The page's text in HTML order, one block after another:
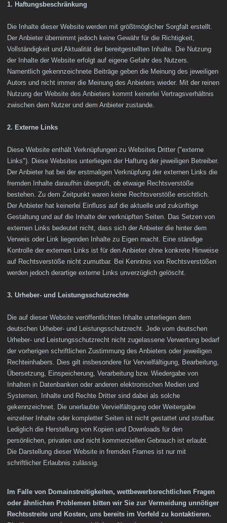
1. Haftungsbeschränkung
Die Inhalte dieser Website werden mit größtmöglicher Sorgfalt erstellt.
Der Anbieter übernimmt jedoch keine Gewähr für die Richtigkeit,
Vollständigkeit und Aktualität der bereitgestellten Inhalte. Die Nutzung
der Inhalte der Website erfolgt auf eigene Gefahr des Nutzers.
Namentlich gekennzeichnete Beiträge geben die Meinung des jeweiligen
Autors und nicht immer die Meinung des Anbieters wieder. Mit der reinen
Nutzung der Website des Anbieters kommt keinerlei Vertragsverhältnis
zwischen dem Nutzer und dem Anbieter zustande.
2. Externe Links
Diese Website enthält Verknüpfungen zu Websites Dritter ("externe
Links"). Diese Websites unterliegen der Haftung der jeweiligen Betreiber.
Der Anbieter hat bei der erstmaligen Verknüpfung der externen Links die
fremden Inhalte daraufhin überprüft, ob etwaige Rechtsverstöße
bestehen. Zu dem Zeitpunkt waren keine Rechtsverstöße ersichtlich.
Der Anbieter hat keinerlei Einfluss auf die aktuelle und zukünftige
Gestaltung und auf die Inhalte der verknüpften Seiten. Das Setzen von
externen Links bedeutet nicht, dass sich der Anbieter die hinter dem
Verweis oder Link liegenden Inhalte zu Eigen macht. Eine ständige
Kontrolle der externen Links ist für den Anbieter ohne konkrete Hinweise
auf Rechtsverstöße nicht zumutbar. Bei Kenntnis von Rechtsverstößen
werden jedoch derartige externe Links unverzüglich gelöscht.
3. Urheber- und Leistungsschutzrechte
Die auf dieser Website veröffentlichten Inhalte unterliegen dem
deutschen Urheber- und Leistungsschutzrecht. Jede vom deutschen
Urheber- und Leistungsschutzrecht nicht zugelassene Verwertung bedarf
der vorherigen schriftlichen Zustimmung des Anbieters oder jeweiligen
Rechteinhabers. Dies gilt insbesondere für Vervielfältigung, Bearbeitung,
Übersetzung, Einspeicherung, Verarbeitung bzw. Wiedergabe von
Inhalten in Datenbanken oder anderen elektronischen Medien und
Systemen. Inhalte und Rechte Dritter sind dabei als solche
gekennzeichnet. Die unerlaubte Vervielfältigung oder Weitergabe
einzelner Inhalte oder kompletter Seiten ist nicht gestattet und strafbar.
Lediglich die Herstellung von Kopien und Downloads für den
persönlichen, privaten und nicht kommerziellen Gebrauch ist erlaubt.
Die Darstellung dieser Website in fremden Frames ist nur mit
schriftlicher Erlaubnis zulässig.
Im Falle von Domainstreitigkeiten, wettbewerbsrechtlichen Fragen
oder ähnlichen Problemen bitten wir Sie zur Vermeidung unnötiger
Rechtsstreite und Kosten, uns bereits im Vorfeld zu kontaktieren.